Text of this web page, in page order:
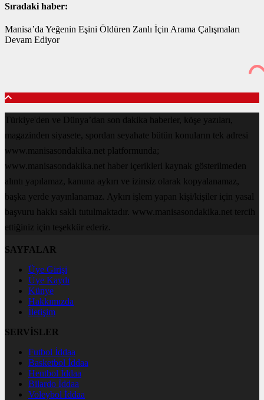
Sıradaki haber:
Manisa’da Yeğenin Eşini Öldüren Zanlı İçin Arama Çalışmaları
Devam Ediyor
Türkiye'den ve Dünya’dan son dakika haberler, köşe yazıları,
magazinden siyasete, spordan seyahate bütün konuların tek adresi
www.manisasondakika.net platformunda;
www.manisasondakika.net haber içerikleri kaynak gösterilmeden
alıntı yapılamaz, kanuna aykırı ve izinsiz olarak kopyalanamaz,
başka yerde yayınlanamaz. Aykırı işlem yapan kişi/kişiler için yasal
başvuru hakkı saklı tutulmaktadır. www.manisasondakika.net tercih
ettiğiniz için teşekkür ederiz.
SAYFALAR
Üye Girişi
Üye Kaydı
Künye
Hakkımızda
İletişim
SERVİSLER
Futbol İddaa
Basketbol İddaa
Hentbol İddaa
Bilardo İddaa
Voleybol İddaa